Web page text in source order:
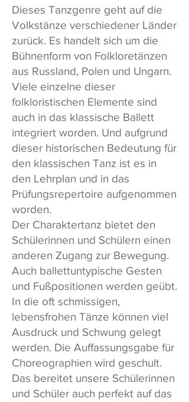
Dieses Tanzgenre geht auf die
Volkstänze verschiedener Länder
zurück. Es handelt sich um die
Bühnenform von Folkloretänzen
aus Russland, Polen und Ungarn.
Viele einzelne dieser
folkloristischen Elemente sind
auch in das klassische Ballett
integriert worden. Und aufgrund
dieser historischen Bedeutung für
den klassischen Tanz ist es in
den Lehrplan und in das
Prüfungsrepertoire aufgenommen
worden.
Der Charaktertanz bietet den
Schülerinnen und Schülern einen
anderen Zugang zur Bewegung.
Auch ballettuntypische Gesten
und Fußpositionen werden geübt.
In die oft schmissigen,
lebensfrohen Tänze können viel
Ausdruck und Schwung gelegt
werden. Die Auffassungsgabe für
Choreographien wird geschult.
Das bereitet unsere Schülerinnen
und Schüler auch perfekt auf das